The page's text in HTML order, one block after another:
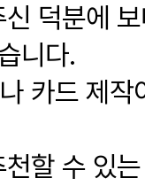
덕분에
니다.
카드 제
할 수 있